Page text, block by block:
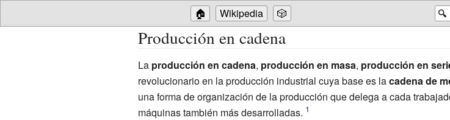
🔍
🏠 Wikipedia 🎲
Producción en cadena
La producción en cadena, producción en masa, producción en
revolucionario en la producción industrial cuya base es lacadena de
una forma de organización de la producción que delega a cada
máquinas también más desarrolladas.